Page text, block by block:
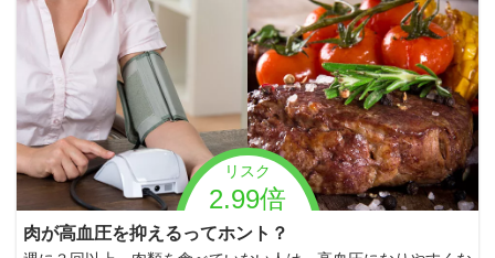
リスク
2.99倍
肉が高血圧を抑えるってホント？